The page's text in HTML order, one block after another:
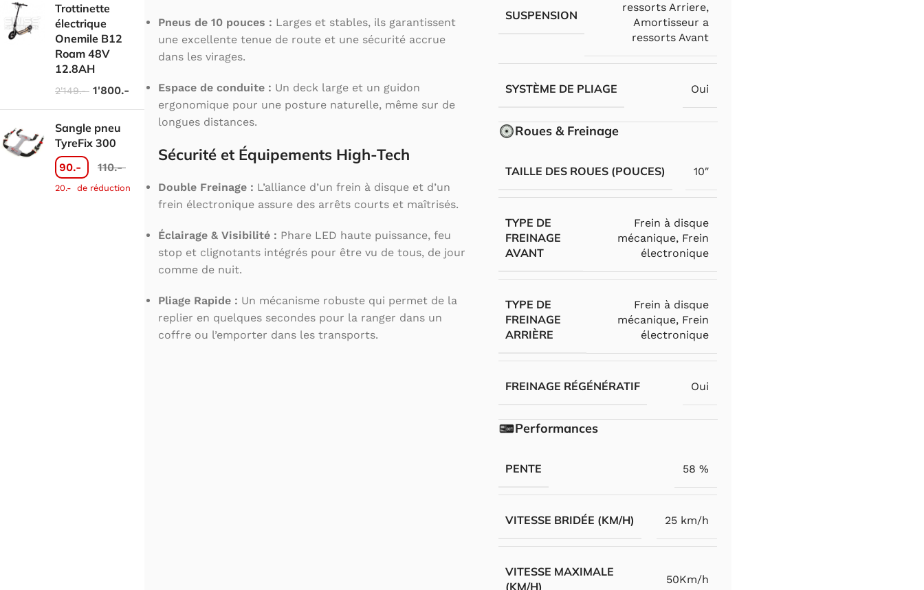
Trottinette
électrique
Onemile B12
Roam 48V
12.8AH
2'149.- 1'800.-
Sangle pneu
TyreFix 300
90.- 110.-
20.- de réduction
Pneus de 10 pouces : Larges et stables, ils garantissent
une excellente tenue de route et une sécurité accrue
dans les virages.
Espace de conduite : Un deck large et un guidon
ergonomique pour une posture naturelle, même sur de
longues distances.
Sécurité et Équipements High-Tech
Double Freinage : L’alliance d’un frein à disque et d’un
frein électronique assure des arrêts courts et maîtrisés.
Éclairage & Visibilité : Phare LED haute puissance, feu
stop et clignotants intégrés pour être vu de tous, de jour
comme de nuit.
Pliage Rapide : Un mécanisme robuste qui permet de la
replier en quelques secondes pour la ranger dans un
coffre ou l’emporter dans les transports.
SUSPENSION
ressorts Arriere,
Amortisseur a
ressorts Avant
SYSTÈME DE PLIAGE Oui
Roues & Freinage
TAILLE DES ROUES (POUCES) 10″
TYPE DE
FREINAGE
AVANT
Frein à disque
mécanique, Frein
électronique
TYPE DE
FREINAGE
ARRIÈRE
Frein à disque
mécanique, Frein
électronique
FREINAGE RÉGÉNÉRATIF Oui
Performances
PENTE 58 %
VITESSE BRIDÉE (KM/H) 25 km/h
VITESSE MAXIMALE
(KM/H)
50Km/h